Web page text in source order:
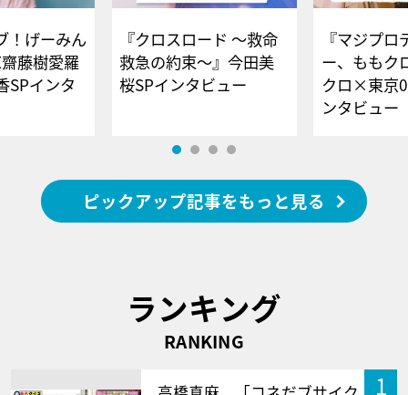
！げーみん
藤樹愛羅
SPインタ
『クロスロード ～救命
救急の約束～』今田美
桜SPインタビュー
『マジプロ
ー、ももク
クロ×東京
ンタビュー
ピックアップ記事をもっと見る
ランキング
RANKING
1